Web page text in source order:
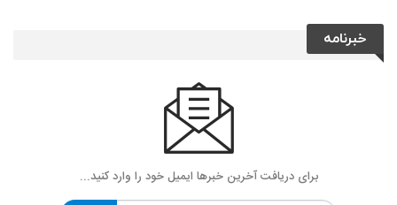
خبرنامه
برای دریافت آخرین خبرها ایمیل خود را وارد کنید...